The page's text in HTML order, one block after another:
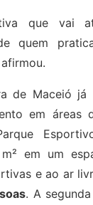
que vai
quem
de Maceió já
em áreas
em um
e ao ar
. A